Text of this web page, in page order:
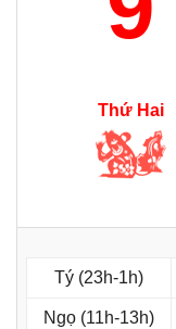
Thứ Hai
Tý (23h-1h)
Ngọ (11h-13h)